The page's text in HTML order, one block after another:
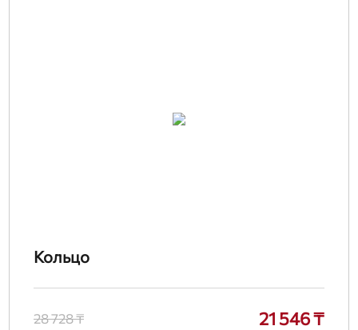
Кольцо
28 728 ₸ 21 546 ₸